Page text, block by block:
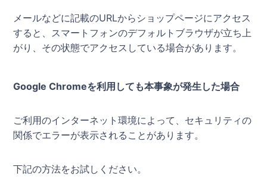
メールなどに記載のURLからショップページにアクセス
すると、スマートフォンのデフォルトブラウザが立ち上
がり、その状態でアクセスしている場合があります。
Google Chromeを利用しても本事象が発生した場合
ご利用のインターネット環境によって、セキュリティの
関係でエラーが表示されることがあります。
下記の方法をお試しください。